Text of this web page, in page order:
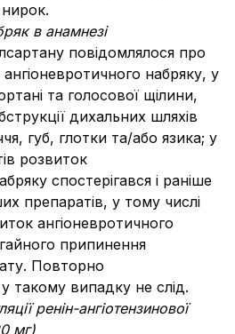
в анамнезі
повідомлялося про
ангіоневротичного набряку, у
та голосової щілини,
дихальних шляхів
губ, глотки та/або язика; у
розвиток
спостерігався і раніше
препаратів, у тому числі
ангіоневротичного
припинення
Повторно
такому випадку не слід.
ренін-ангіотензинової
мг)